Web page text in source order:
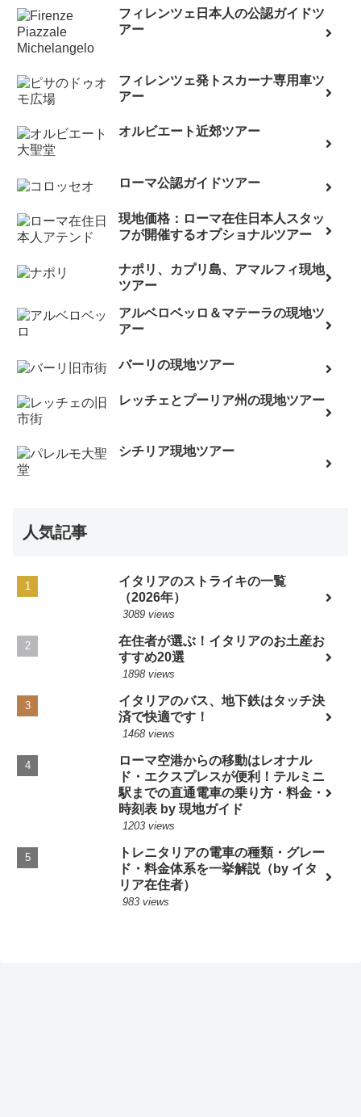
フィレンツェ日本人の公認ガイドツ
アー
フィレンツェ発トスカーナ専用車ツ
アー
オルビエート近郊ツアー
ローマ公認ガイドツアー
現地価格：ローマ在住日本人スタッ
フが開催するオプショナルツアー
ナポリ、カプリ島、アマルフィ現地
ツアー
アルベロベッロ＆マテーラの現地ツ
アー
バーリの現地ツアー
レッチェとプーリア州の現地ツアー
シチリア現地ツアー
人気記事
イタリアのストライキの一覧
（2026年）
3089 views
在住者が選ぶ！イタリアのお土産お
すすめ20選
1898 views
イタリアのバス、地下鉄はタッチ決
済で快適です！
1468 views
ローマ空港からの移動はレオナル
ド・エクスプレスが便利！テルミニ
駅までの直通電車の乗り方・料金・
時刻表 by 現地ガイド
1203 views
トレニタリアの電車の種類・グレー
ド・料金体系を一挙解説（by イタ
リア在住者）
983 views